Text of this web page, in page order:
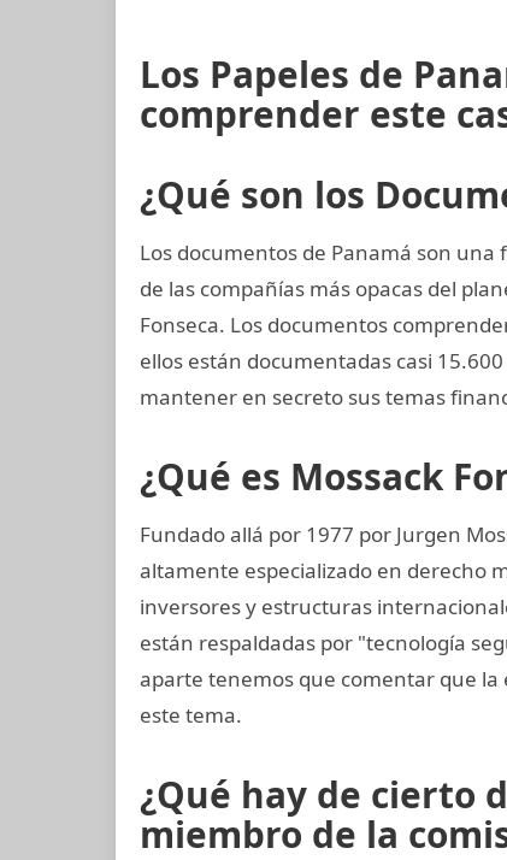
Los Papeles de
comprender este
¿Qué son los
Los documentos de Panamá son
de las compañías más opacas del
Fonseca. Los documentos
ellos están documentadas casi
mantener en secreto sus temas
¿Qué es Mossack
Fundado allá por 1977 por Jurgen
altamente especializado en derecho
inversores y estructuras
están respaldadas por "tecnología
aparte tenemos que comentar que
este tema.
¿Qué hay de cierto
miembro de la